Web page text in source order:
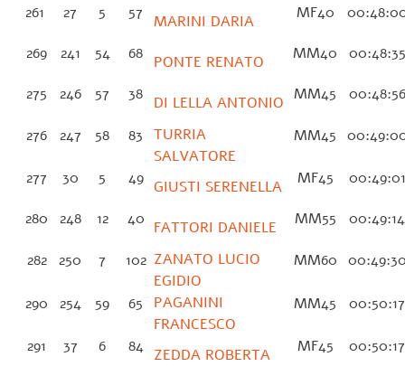
261 27 5 57 MARINI DARIA MF40
269 241 54 68 PONTE RENATO MM40
275 246 57 38 DI LELLA ANTONIO MM45
276 247 58 83
TURRIA
SALVATORE
MM45
277 30 5 49 GIUSTI SERENELLA MF45
280 248 12 40 FATTORI DANIELE MM55
282 250 7 102 ZANATO LUCIO
EGIDIO
MM60
290 254 59 65
PAGANINI
FRANCESCO
MM45
291 37 6 84 ZEDDA ROBERTA MF45